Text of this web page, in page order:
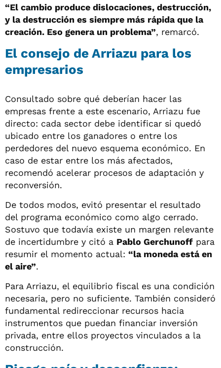
“El cambio produce dislocaciones, destrucción,
y la destrucción es siempre más rápida que la
creación. Eso genera un problema”, remarcó.
El consejo de Arriazu para los
empresarios
Consultado sobre qué deberían hacer las
empresas frente a este escenario, Arriazu fue
directo: cada sector debe identificar si quedó
ubicado entre los ganadores o entre los
perdedores del nuevo esquema económico. En
caso de estar entre los más afectados,
recomendó acelerar procesos de adaptación y
reconversión.
De todos modos, evitó presentar el resultado
del programa económico como algo cerrado.
Sostuvo que todavía existe un margen relevante
de incertidumbre y citó a Pablo Gerchunoff para
resumir el momento actual: “la moneda está en
el aire”.
Para Arriazu, el equilibrio fiscal es una condición
necesaria, pero no suficiente. También consideró
fundamental redireccionar recursos hacia
instrumentos que puedan financiar inversión
privada, entre ellos proyectos vinculados a la
construcción.